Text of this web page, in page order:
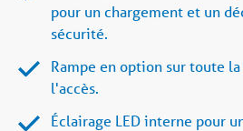
pour un chargement et un
sécurité.
Rampe en option sur toute
l'accès.
Éclairage LED interne pour